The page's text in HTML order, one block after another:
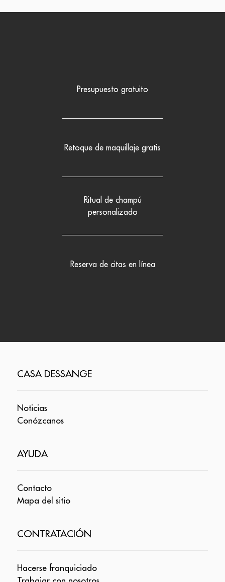
Presupuesto gratuito
Retoque de maquillaje gratis
Ritual de champú
personalizado
Reserva de citas en línea
CASA DESSANGE
Noticias
Conózcanos
AYUDA
Contacto
Mapa del sitio
CONTRATACIÓN
Hacerse franquiciado